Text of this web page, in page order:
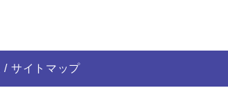
サイトマップ